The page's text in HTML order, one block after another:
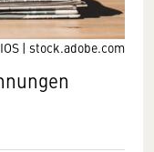
| stock.adobe.com